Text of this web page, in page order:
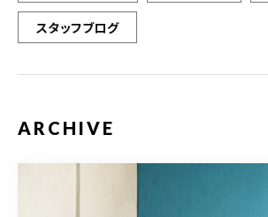
スタッフブログ
ARCHIVE